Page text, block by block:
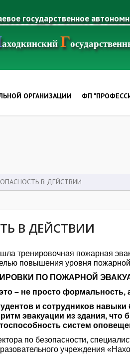
государственное
аходкинскийГ
ОРГАНИЗАЦИИ ФП
В ДЕЙСТВИИ
В ДЕЙСТВИИ
тренировочная пожарная
повышения уровня пожарной
ПО ПОЖАРНОЙ
– не просто
и сотрудников
эвакуации из здания,
систем
по безопасности,
учреждения